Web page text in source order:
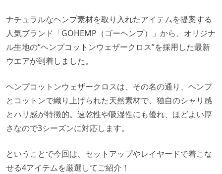
ナチュラルなヘンプ素材を取り入れたアイテムを提案する
人気ブランド「GOHEMP（ゴーヘンプ）」から、オリジナ
ル生地の“ヘンプコットンウェザークロス”を採用した最新
ウエアが到着しました。
ヘンプコットンウェザークロスは、その名の通り、ヘンプ
とコットンで織り上げられた天然素材で、独自のシャリ感
とハリ感が特徴的。速乾性や吸湿性にも優れ、ほどよい厚
さなので3シーズンに対応します。
ということで今回は、セットアップやレイヤードで着こな
せる4アイテムを厳選してご紹介！